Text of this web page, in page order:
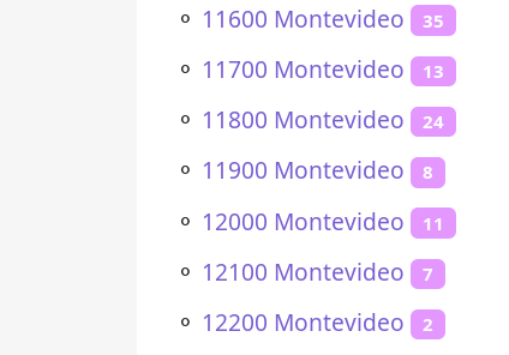
⚬ 11600 Montevideo 35
⚬ 11700 Montevideo 13
⚬ 11800 Montevideo 24
⚬ 11900 Montevideo 8
⚬ 12000 Montevideo 11
⚬ 12100 Montevideo 7
⚬ 12200 Montevideo 2